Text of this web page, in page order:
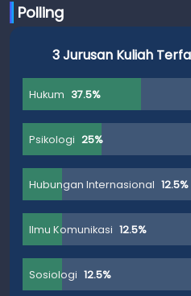
Polling
3 Jurusan Kuliah
Hukum 37.5%
Psikologi 25%
Hubungan Internasional 12.5%
Ilmu Komunikasi 12.5%
Sosiologi 12.5%